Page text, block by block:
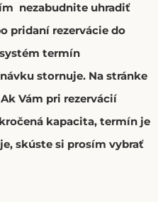
nezabudnite uhradiť
pridaní rezervácie do
termín
stornuje. Na stránke
Vám pri rezervácií
kapacita, termín je
skúste si prosím vybrať